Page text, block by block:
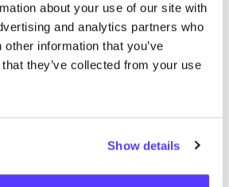
about your use of our site with
and analytics partners who
information that you’ve
they’ve collected from your use
Show detailsPreviousNext